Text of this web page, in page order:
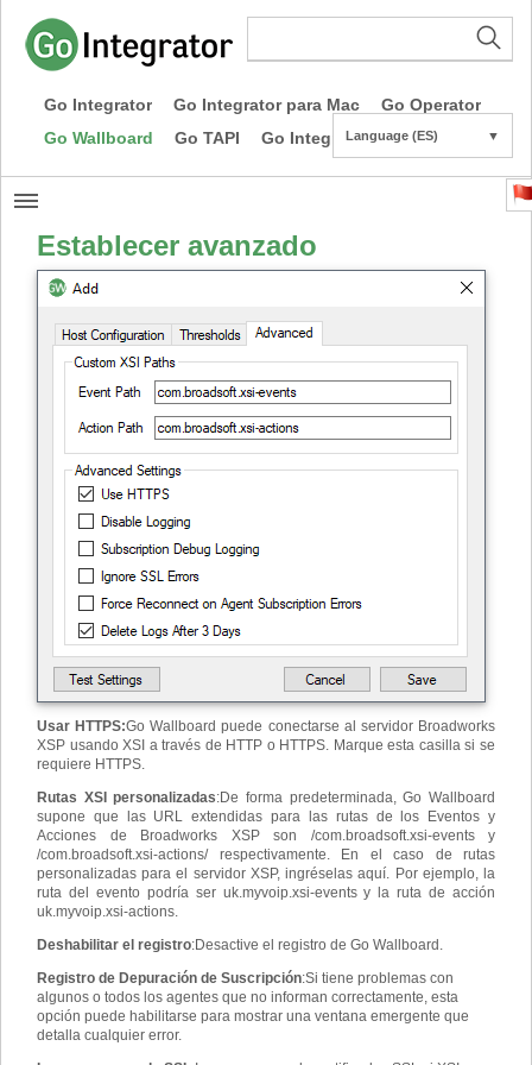
Go Integrator Go Integrator para Mac
Go Operator
Go Wallboard
Go TAPI Go Integrator CE
Language (ES) ▼
Establecer avanzado
Usar HTTPS:Go Wallboard puede conectarse al servidor Broadworks
XSP usando XSI a través de HTTP o HTTPS. Marque esta casilla si se
requiere HTTPS.
Rutas XSI personalizadas:De forma predeterminada, Go Wallboard
supone que las URL extendidas para las rutas de los Eventos y
Acciones de Broadworks XSP son /com.broadsoft.xsi-events y
/com.broadsoft.xsi-actions/ respectivamente. En el caso de rutas
personalizadas para el servidor XSP, ingréselas aquí. Por ejemplo, la
ruta del evento podría ser uk.myvoip.xsi-events y la ruta de acción
uk.myvoip.xsi-actions.
Deshabilitar el registro:Desactive el registro de Go Wallboard.
Registro de Depuración de Suscripción:Si tiene problemas con
algunos o todos los agentes que no informan correctamente, esta
opción puede habilitarse para mostrar una ventana emergente que
detalla cualquier error.